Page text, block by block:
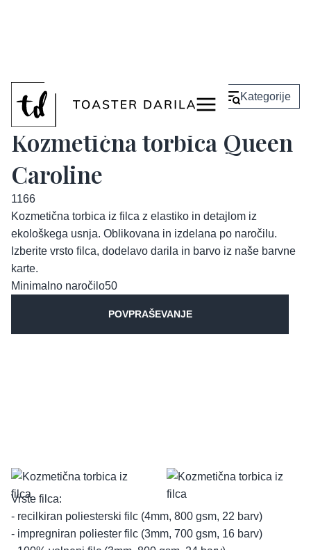
Nazaj Kategorije
Kozmetična torbica Queen
Caroline
1166
Kozmetična torbica iz filca z elastiko in detajlom iz
ekološkega usnja. Oblikovana in izdelana po naročilu.
Izberite vrsto filca, dodelavo darila in barvo iz naše barvne
karte.
Minimalno naročilo50
POVPRAŠEVANJE
Vrste filca:
- recilkiran poliesterski filc (4mm, 800 gsm, 22 barv)
- impregniran poliester filc (3mm, 700 gsm, 16 barv)